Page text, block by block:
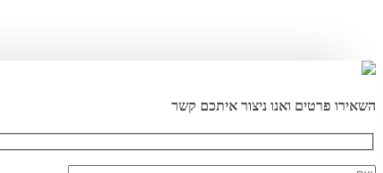
השאירו פרטים ואנו ניצור איתכם קשר